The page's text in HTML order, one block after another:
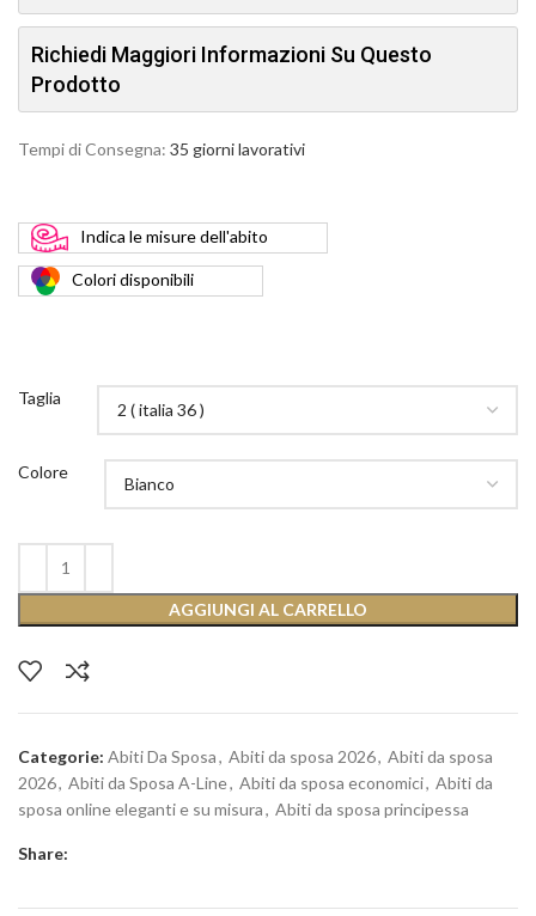
Richiedi Maggiori Informazioni Su Questo
Prodotto
Tempi di Consegna: 35 giorni lavorativi
Indica le misure dell'abito
Coloridisponibili
Taglia
Colore
AGGIUNGI AL CARRELLO
Categorie: Abiti Da Sposa, Abiti da sposa 2026, Abiti da sposa
2026, Abiti da Sposa A-Line, Abiti da sposa economici, Abiti da
sposa online eleganti e su misura, Abiti da sposa principessa
Share: